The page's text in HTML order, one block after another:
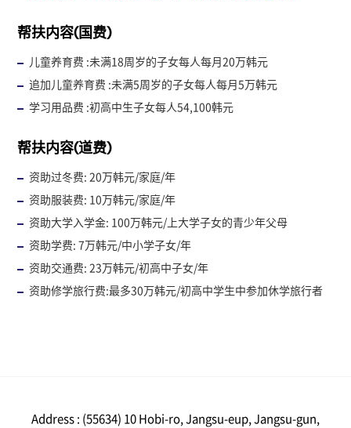
帮扶内容(国费)
儿童养育费 :未满18周岁的子女每人每月20万韩元
追加儿童养育费 :未满5周岁的子女每人每月5万韩元
学习用品费 :初高中生子女每人54,100韩元
帮扶内容(道费)
资助过冬费: 20万韩元/家庭/年
资助服装费: 10万韩元/家庭/年
资助大学入学金: 100万韩元/上大学子女的青少年父母
资助学费: 7万韩元/中小学子女/年
资助交通费: 23万韩元/初高中子女/年
资助修学旅行费:最多30万韩元/初高中学生中参加休学旅行者
Address : (55634) 10 Hobi-ro, Jangsu-eup, Jangsu-gun,